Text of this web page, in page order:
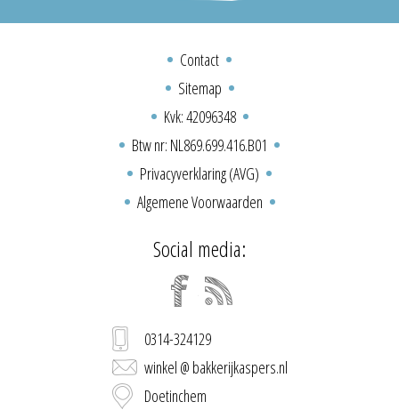
Contact
Sitemap
Kvk: 42096348
Btw nr: NL869.699.416.B01
Privacyverklaring (AVG)
Algemene Voorwaarden
Social media:
0314-324129
winkel @ bakkerijkaspers.nl
Doetinchem